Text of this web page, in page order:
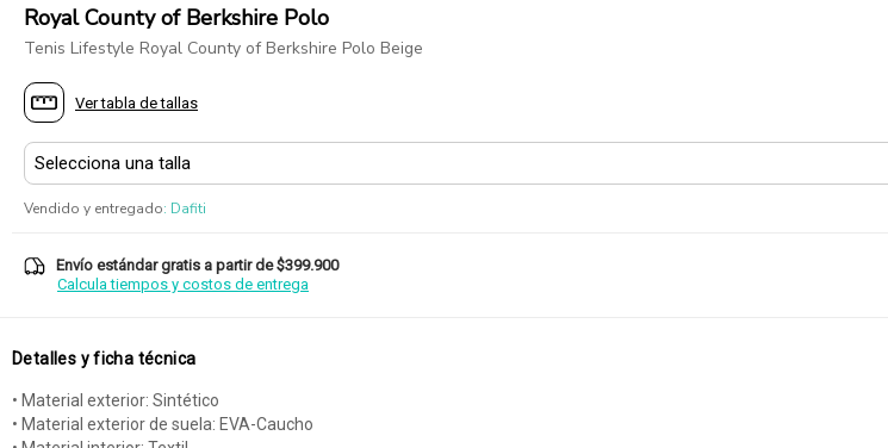
Royal County of Berkshire Polo
Tenis Lifestyle Royal County of Berkshire Polo Beige
Ver tabla de tallas
Vendido y entregado: Dafiti
Envío estándar gratis a partir de $399.900
Calcula tiempos y costos de entrega
Detalles y ficha técnica
• Material exterior: Sintético
• Material exterior de suela: EVA-Caucho